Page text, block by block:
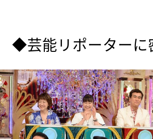
◆芸能リポーターに